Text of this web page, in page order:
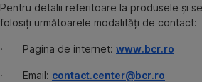
Pentru detalii referitoare la produsele și
folosiți următoarele modalități de contact:
· Pagina de internet: www.bcr.ro
· Email: contact.center@bcr.ro